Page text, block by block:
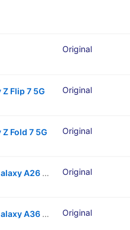
Original
Flip 7 5G Original
Fold 7 5G Original
Charging Port With Board For Samsung Galaxy A26 5G Original
Charging Port With Board For Samsung Galaxy A36 5G Original